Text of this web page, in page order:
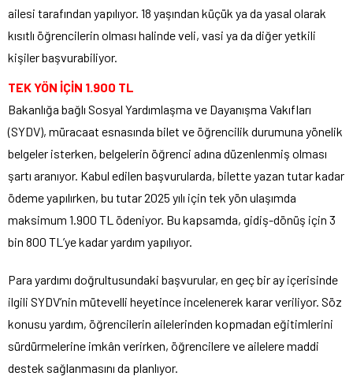
ailesi tarafından yapılıyor. 18 yaşından küçük ya da yasal olarak
kısıtlı öğrencilerin olması halinde veli, vasi ya da diğer yetkili
kişiler başvurabiliyor.
TEK YÖN İÇİN 1.900 TL
Bakanlığa bağlı Sosyal Yardımlaşma ve Dayanışma Vakıfları
(SYDV), müracaat esnasında bilet ve öğrencilik durumuna yönelik
belgeler isterken, belgelerin öğrenci adına düzenlenmiş olması
şartı aranıyor. Kabul edilen başvurularda, bilette yazan tutar kadar
ödeme yapılırken, bu tutar 2025 yılı için tek yön ulaşımda
maksimum 1.900 TL ödeniyor. Bu kapsamda, gidiş-dönüş için 3
bin 800 TL’ye kadar yardım yapılıyor.
Para yardımı doğrultusundaki başvurular, en geç bir ay içerisinde
ilgili SYDV’nin mütevelli heyetince incelenerek karar veriliyor. Söz
konusu yardım, öğrencilerin ailelerinden kopmadan eğitimlerini
sürdürmelerine imkân verirken, öğrencilere ve ailelere maddi
destek sağlanmasını da planlıyor.